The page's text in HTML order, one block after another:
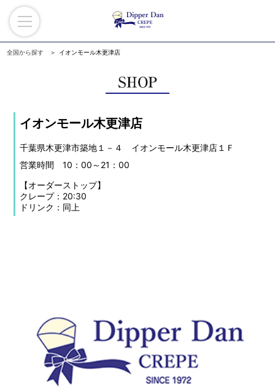
全国から探す イオンモール木更津店
イオンモール木更津店
千葉県木更津市築地１－４ イオンモール木更津店１Ｆ
営業時間 10：00～21：00
【オーダーストップ】
クレープ：20:30
ドリンク：同上